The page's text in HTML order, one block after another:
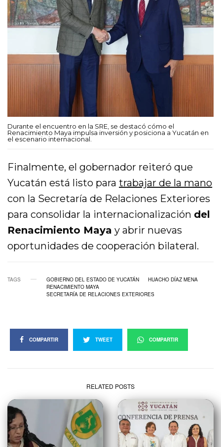
Durante el encuentro en la SRE, se destacó cómo el
Renacimiento Maya impulsa inversión y posiciona a Yucatán en
el escenario internacional.
Finalmente, el gobernador reiteró que
Yucatán está listo paratrabajar de la mano
con la Secretaría de Relaciones Exteriores
para consolidar la internacionalización del
Renacimiento Maya y abrir nuevas
oportunidades de cooperación bilateral.
TAGS GOBIERNO DEL ESTADO DE YUCATÁN
HUACHO DÍAZ MENA
RENACIMIENTO MAYA
SECRETARÍA DE RELACIONES EXTERIORES
COMPARTIR TWEET COMPARTIR
RELATED POSTS